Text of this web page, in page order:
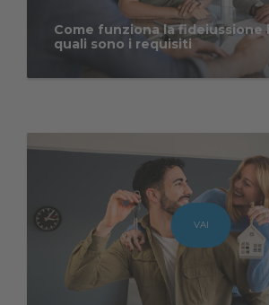
Come funziona la fideiussione
quali sono i requisiti
VAI